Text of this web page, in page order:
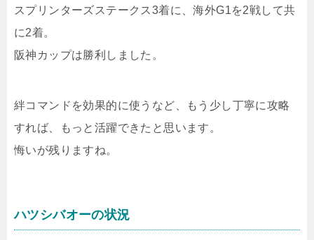
スプリンターズステークス3着に、海外G1を2戦して共
に2着。
阪神カップは勝利しました。
絆コマンドを効果的に使うなど、もう少し丁寧に攻略
すれば、もっと活躍できたと思います。
悔いが残りますね。
ハツシバオーの状況